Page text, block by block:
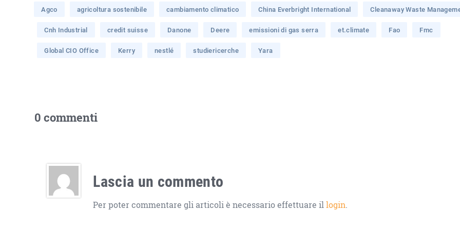
Agco agricoltura sostenibile cambiamento climatico China Everbright International Cleanaway Waste
Cnh Industrial credit suisse Danone Deere emissioni di gas serra et.climate Fao Fmc
Global CIO Office Kerry nestlé studiericerche Yara
0 commenti
Lascia un commento
Per poter commentare gli articoli è necessario effettuare illogin.